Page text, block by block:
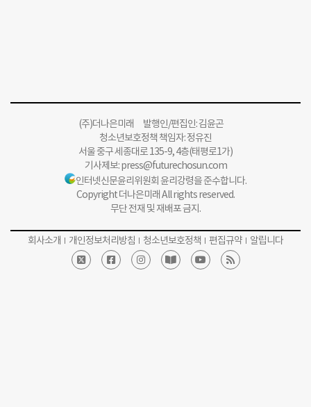
(주)더나은미래 발행인/편집인: 김윤곤
청소년보호정책 책임자: 정유진
서울 중구 세종대로 135-9, 4층(태평로1가)
기사제보:press@futurechosun.com
인터넷신문윤리위원회 윤리강령을 준수합니다.
Copyright 더나은미래 All rights reserved.
무단 전재 및 재배포 금지.
회사소개 개인정보처리방침 청소년보호정책 편집규약 알립니다